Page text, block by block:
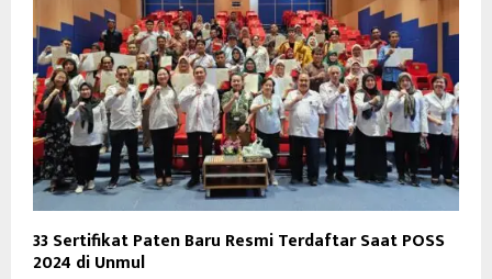
33 Sertifikat Paten Baru Resmi Terdaftar Saat POSS
2024 di Unmul